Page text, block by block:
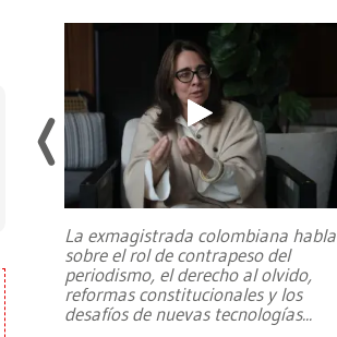
La exmagistrada colombiana habla
sobre el rol de contrapeso del
periodismo, el derecho al olvido,
reformas constitucionales y los
desafíos de nuevas tecnologías...